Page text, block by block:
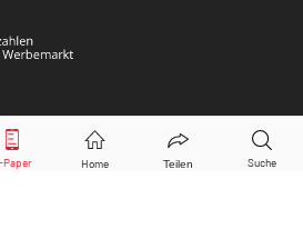
AG. Alle Rechte